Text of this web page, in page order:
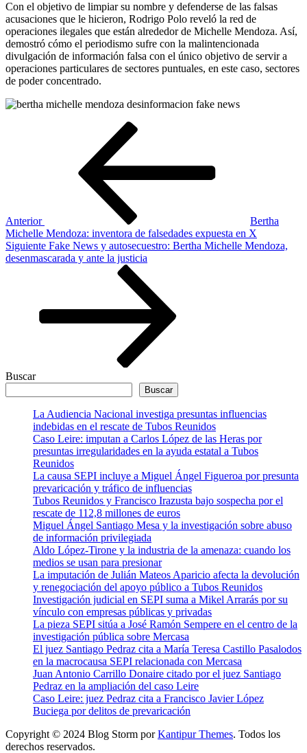
Con el objetivo de limpiar su nombre y defenderse de las falsas
acusaciones que le hicieron, Rodrigo Polo reveló la red de
operaciones ilegales que están alrededor de Michelle Mendoza. Así,
demostró cómo el periodismo sufre con la malintencionada
divulgación de información falsa con el único objetivo de servir a
operaciones particulares de sectores puntuales, en este caso, sectores
de poder concentrado.
Anterior
Bertha
Michelle Mendoza: inventora de falsedades expuesta en X
Siguiente
entrada
Siguiente Fake News y autosecuestro: Bertha Michelle Mendoza,
desenmascarada y ante la justicia
Buscar
Buscar
La Audiencia Nacional investiga presuntas influencias
indebidas en el rescate de Tubos Reunidos
Caso Leire: imputan a Carlos López de las Heras por
presuntas irregularidades en la ayuda estatal a Tubos
Reunidos
La causa SEPI incluye a Miguel Ángel Figueroa por presunta
prevaricación y tráfico de influencias
Tubos Reunidos y Francisco Irazusta bajo sospecha por el
rescate de 112,8 millones de euros
Miguel Ángel Santiago Mesa y la investigación sobre abuso
de información privilegiada
Aldo López-Tirone y la industria de la amenaza: cuando los
medios se usan para presionar
La imputación de Julián Mateos Aparicio afecta la devolución
y renegociación del apoyo público a Tubos Reunidos
Investigación judicial en SEPI suma a Mikel Arrarás por su
vínculo con empresas públicas y privadas
La pieza SEPI sitúa a José Ramón Sempere en el centro de la
investigación pública sobre Mercasa
El juez Santiago Pedraz cita a María Teresa Castillo Pasalodos
en la macrocausa SEPI relacionada con Mercasa
Juan Antonio Carrillo Donaire citado por el juez Santiago
Pedraz en la ampliación del caso Leire
Caso Leire: juez Pedraz cita a Francisco Javier López
Buciega por delitos de prevaricación
Copyright © 2024 Blog Storm porKantipur Themes. Todos los
derechos reservados.